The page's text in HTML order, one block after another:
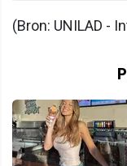
(Bron: UNILAD -